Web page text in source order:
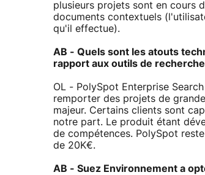
plusieurs projets sont en cours
documents contextuels
qu'il effectue).
AB - Quels sont les atouts
rapport aux outils de
OL - PolySpot Enterprise
remporter des projets de
majeur. Certains clients sont
notre part. Le produit étant
de compétences. PolySpot
de 20K€.
AB - Suez Environnement a